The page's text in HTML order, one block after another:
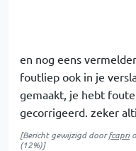
en nog eens
foutliep ook in je
gemaakt, je hebt
gecorrigeerd. zeker
[Bericht gewijzigd doorfcapri
(12%)]